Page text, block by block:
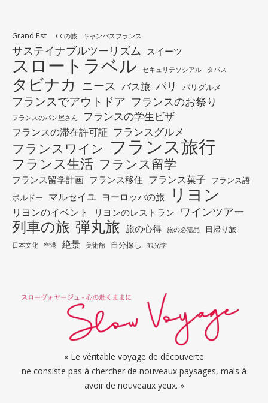
Grand Est LCCの旅 キャンパスフランス
サステイナブルツーリズム スイーツ
スロートラベル セキュリテソシアル タパス
タビナカ ニース バス旅 パリ パリグルメ
フランスでアウトドア フランスのお祭り
フランスのパン屋さん フランスの学生ビザ
フランスの滞在許可証 フランスグルメ
フランスワイン フランス旅行
フランス生活 フランス留学
フランス留学計画 フランス移住 フランス菓子
フランス語
ボルドー
マルセイユ ヨーロッパの旅 リヨン
リヨンのイベント リヨンのレストラン ワインツアー
列車の旅 弾丸旅 旅の心得 旅の必需品 日帰り旅
日本文化 空港 絶景 美術館 自分探し 観光学
« Le véritable voyage de découverte
ne consiste pas à chercher de nouveaux paysages, mais à
avoir de nouveaux yeux. »